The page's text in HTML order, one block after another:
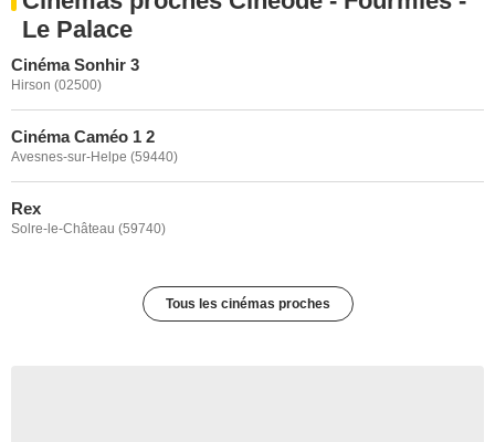
Le Palace
Cinéma Sonhir 3
Hirson (02500)
Cinéma Caméo 1 2
Avesnes-sur-Helpe (59440)
Rex
Solre-le-Château (59740)
Tous les cinémas proches